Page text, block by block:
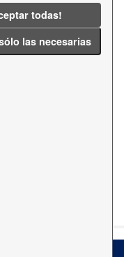
todas!
las necesarias